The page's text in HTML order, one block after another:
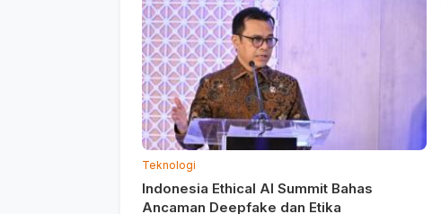
Teknologi
Indonesia Ethical AI Summit Bahas
Ancaman Deepfake dan Etika